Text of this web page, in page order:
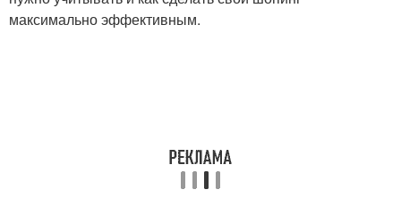
максимально эффективным.